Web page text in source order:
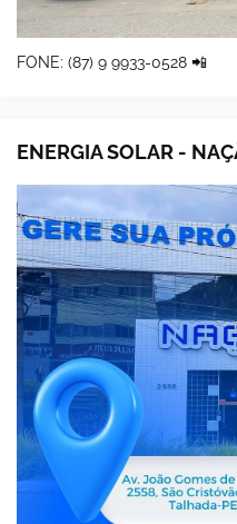
FONE: (87) 9 9933-0528 📲
ENERGIA SOLAR -